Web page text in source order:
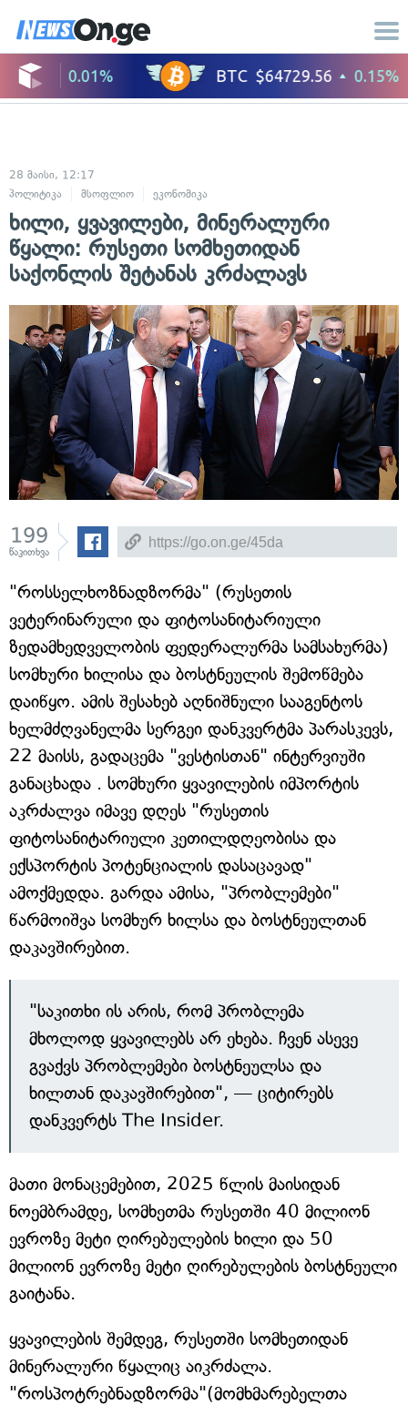
28 მაისი, 12:17
პოლიტიკა
მსოფლიო ეკონომიკა
ხილი, ყვავილები, მინერალური
წყალი: რუსეთი სომხეთიდან
საქონლის შეტანას კრძალავს
199
წაკითხვა
"როსსელხოზნადზორმა" (რუსეთის
ვეტერინარული და ფიტოსანიტარიული
ზედამხედველობის ფედერალურმა სამსახურმა)
სომხური ხილისა და ბოსტნეულის შემოწმება
დაიწყო. ამის შესახებ აღნიშნული სააგენტოს
ხელმძღვანელმა სერგეი დანკვერტმა პარასკევს,
22 მაისს, გადაცემა "ვესტისთან" ინტერვიუში
განაცხადა . სომხური ყვავილების იმპორტის
აკრძალვა იმავე დღეს "რუსეთის
ფიტოსანიტარიული კეთილდღეობისა და
ექსპორტის პოტენციალის დასაცავად"
ამოქმედდა. გარდა ამისა, "პრობლემები"
წარმოიშვა სომხურ ხილსა და ბოსტნეულთან
დაკავშირებით.
"საკითხი ის არის, რომ პრობლემა
მხოლოდ ყვავილებს არ ეხება. ჩვენ ასევე
გვაქვს პრობლემები ბოსტნეულსა და
ხილთან დაკავშირებით", — ციტირებს
დანკვერტს The Insider.
მათი მონაცემებით, 2025 წლის მაისიდან
ნოემბრამდე, სომხეთმა რუსეთში 40 მილიონ
ევროზე მეტი ღირებულების ხილი და 50
მილიონ ევროზე მეტი ღირებულების ბოსტნეული
გაიტანა.
ყვავილების შემდეგ, რუსეთში სომხეთიდან
მინერალური წყალიც აიკრძალა.
"როსპოტრებნადზორმა"(მომხმარებელთა